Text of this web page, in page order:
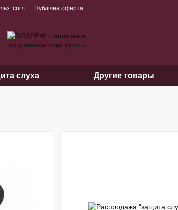
согл. Публічна оферта
слуха Другие товары